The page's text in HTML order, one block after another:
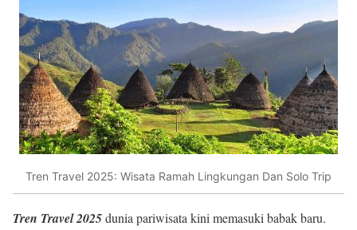
Tren Travel 2025: Wisata Ramah Lingkungan Dan Solo Trip
Tren Travel 2025dunia pariwisata kini memasuki babak baru.